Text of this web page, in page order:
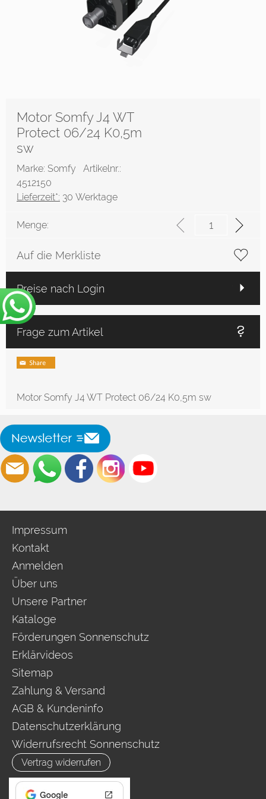
Motor Somfy J4 WT
Protect 06/24 K0,5m
sw
Marke: Somfy Artikelnr.:
4512150
Lieferzeit*: 30 Werktage
Menge:
Auf die Merkliste
Preise nach Login
Frage zum Artikel
Motor Somfy J4 WT Protect 06/24 K0,5m sw
Impressum
Kontakt
Anmelden
Über uns
Unsere Partner
Kataloge
Förderungen Sonnenschutz
Erklärvideos
Sitemap
Zahlung & Versand
AGB & Kundeninfo
Datenschutzerklärung
Widerrufsrecht Sonnenschutz
Vertrag widerrufen